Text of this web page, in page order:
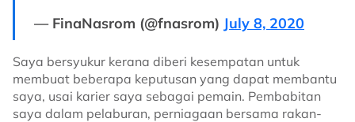
— FinaNasrom (@fnasrom) July 8, 2020
Saya bersyukur kerana diberi kesempatan untuk
membuat beberapa keputusan yang dapat membantu
saya, usai karier saya sebagai pemain. Pembabitan
saya dalam pelaburan, perniagaan bersama rakan-